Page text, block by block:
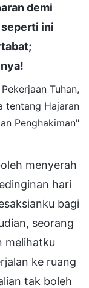
demi
ini
Tuhan,
tentang Hajaran
Penghakiman"
menyerah
hari
bagi
seorang
melihatku
ke ruang
tak boleh